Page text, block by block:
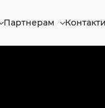
Партнерам Контакти